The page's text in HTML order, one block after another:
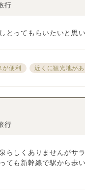
行
ってもらいたいと思
が便利 近くに観光地があ
行
しくありませんがサ
も新幹線で駅から歩